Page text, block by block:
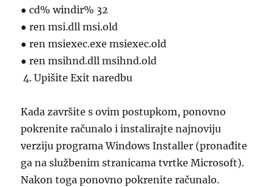
● cd% windir% 32
● ren msi.dll msi.old
● ren msiexec.exe msiexec.old
● ren msihnd.dll msihnd.old
4. Upišite Exit naredbu
Kada završite s ovim postupkom, ponovno
pokrenite računalo i instalirajte najnoviju
verziju programa Windows Installer (pronađite
ga na službenim stranicama tvrtke Microsoft).
Nakon toga ponovno pokrenite računalo.